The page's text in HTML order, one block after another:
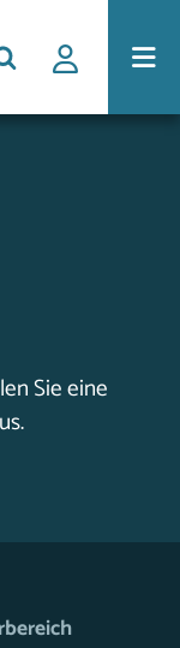
Sie eine